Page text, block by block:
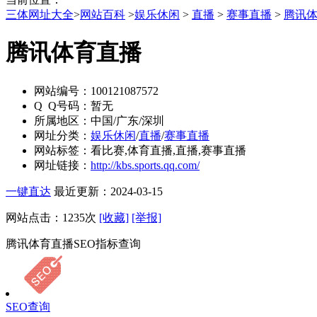
三体网址大全>网站百科 >娱乐休闲 > 直播 > 赛事直播 > 腾讯
腾讯体育直播
网站编号： 100121087572
Q Q号码： 暂无
所属地区： 中国/广东/深圳
网址分类： 娱乐休闲/直播/赛事直播
网站标签： 看比赛,体育直播,直播,赛事直播
网址链接： http://kbs.sports.qq.com/
一键直达 最近更新：2024-03-15
网站点击： 1235次 [收藏] [举报]
腾讯体育直播SEO指标查询
SEO查询